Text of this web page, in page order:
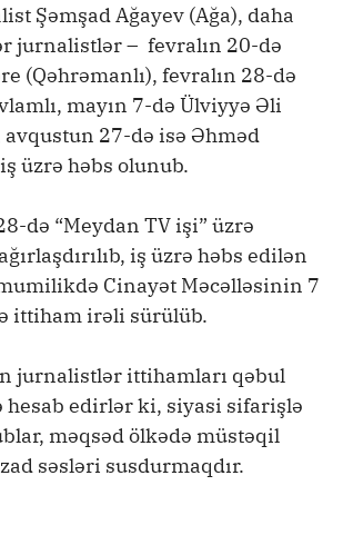
Şəmşad Ağayev (Ağa), daha
jurnalistlər – fevralın 20-də
(Qəhrəmanlı), fevralın 28-də
mayın 7-də Ülviyyə Əli
avqustun 27-də isə Əhməd
üzrə həbs olunub.
də “Meydan TV işi” üzrə
iş üzrə həbs edilən
Cinayət Məcəlləsinin 7
ittiham irəli sürülüb.
jurnalistlər ittihamları qəbul
hesab edirlər ki, siyasi sifarişlə
məqsəd ölkədə müstəqil
səsləri susdurmaqdır.